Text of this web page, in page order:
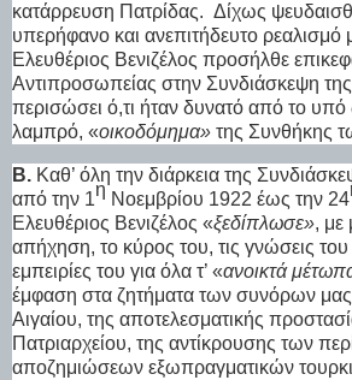
κατάρρευση Πατρίδας. Δίχως
υπερήφανο και ανεπιτήδευτο ρεαλισμό
Ελευθέριος Βενιζέλος προσήλθε
Αντιπροσωπείας στην Συνδιάσκεψη
περισώσει ό,τι ήταν δυνατό από το υπό
λαμπρό, «οικοδόμημα» της Συνθήκης
Β. Καθ’ όλη την διάρκεια της
από την 1η Νοεμβρίου 1922 έως την 24
Ελευθέριος Βενιζέλος «ξεδίπλωσε», με
απήχηση, το κύρος του, τις γνώσεις του
εμπειρίες του για όλα τ’ «ανοικτά
έμφαση στα ζητήματα των συνόρων
Αιγαίου, της αποτελεσματικής
Πατριαρχείου, της αντίκρουσης των
αποζημιώσεων εξωπραγματικών